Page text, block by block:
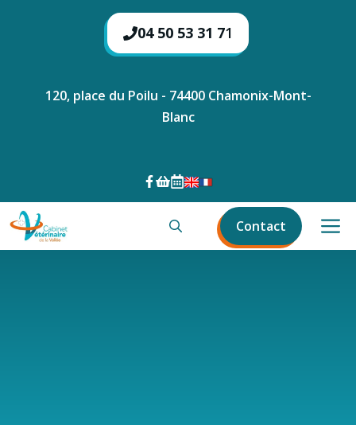
04 50 53 31 71
120, place du Poilu - 74400 Chamonix-Mont-
Blanc
Contact